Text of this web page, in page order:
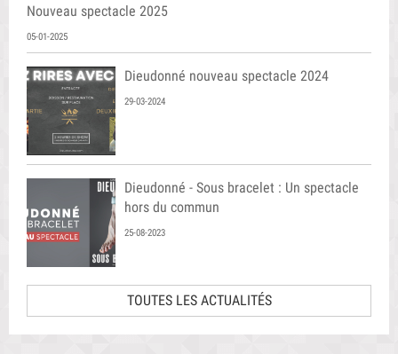
Nouveau spectacle 2025
05-01-2025
Dieudonné nouveau spectacle 2024
29-03-2024
Dieudonné - Sous bracelet : Un spectacle
hors du commun
25-08-2023
TOUTES LES ACTUALITÉS